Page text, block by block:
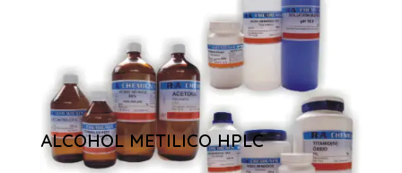
ALCOHOL METILICO HPLC